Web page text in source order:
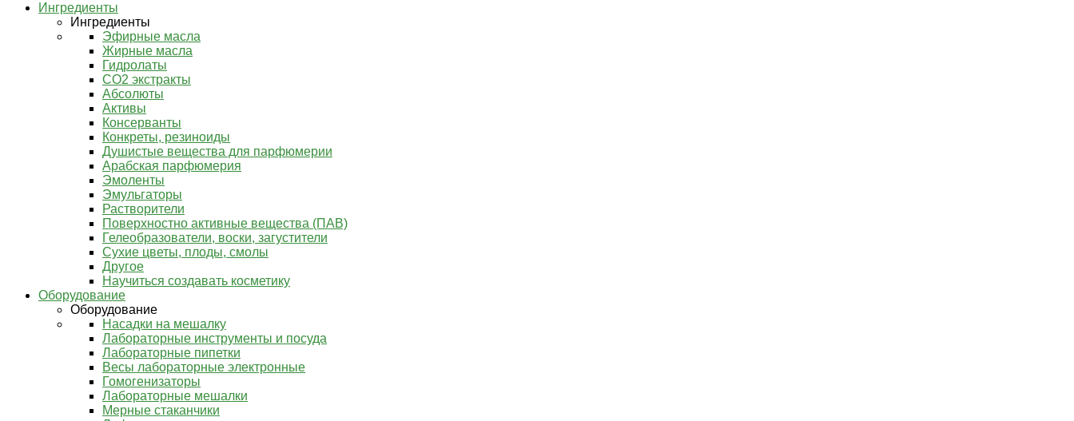
Ингредиенты
Ингредиенты
Эфирные масла
Жирные масла
Гидролаты
СО2 экстракты
Абсолюты
Активы
Консерванты
Конкреты, резиноиды
Душистые вещества для парфюмерии
Арабская парфюмерия
Эмоленты
Эмульгаторы
Растворители
Поверхностно активные вещества (ПАВ)
Гелеобразователи, воски, загустители
Сухие цветы, плоды, смолы
Другое
Научиться создавать косметику
Оборудование
Оборудование
Насадки на мешалку
Лабораторные инструменты и посуда
Лабораторные пипетки
Весы лабораторные электронные
Гомогенизаторы
Лабораторные мешалки
Мерные стаканчики